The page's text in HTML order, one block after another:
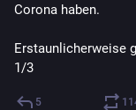
Corona haben.
Erstaunlicherweise
1/3
5